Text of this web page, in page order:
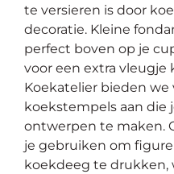
te versieren is door
decoratie. Kleine
perfect boven op je
voor een extra vleugje
Koekatelier bieden we
koekstempels aan die
ontwerpen te maken.
je gebruiken om
koekdeeg te drukken,